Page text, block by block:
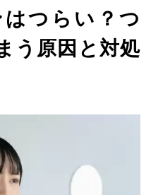
つらい？つ
う原因と対処